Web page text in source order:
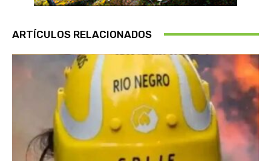
ARTÍCULOS RELACIONADOS